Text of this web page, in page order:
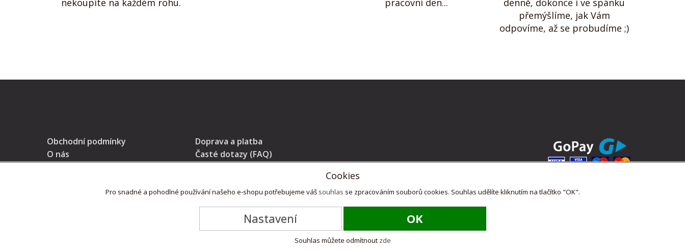
Cookies
Pro snadné a pohodlné používání našeho e-shopu potřebujeme váš souhlas se zpracováním souborů cookies. Souhlas udělíte kliknutím na tlačítko "OK".
Nastavení OK
Souhlas můžete odmítnout zde
nekoupíte na každém rohu.
pracovní den...
denně, dokonce i ve spánku
přemýšlíme, jak Vám
odpovíme, až se probudíme ;)
Obchodní podmínky
O nás
Doprava a platba
Časté dotazy (FAQ)